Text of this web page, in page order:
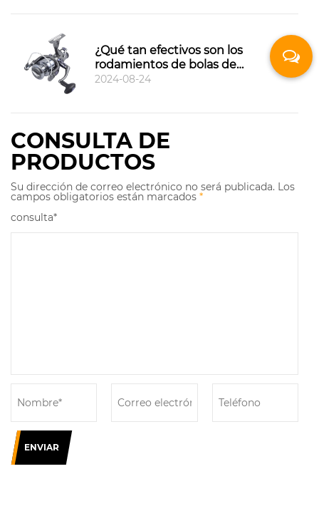
¿Qué tan efectivos son los
rodamientos de bolas de
embrague unidireccionales
2024-08-24
CONSULTA DE
PRODUCTOS
Su dirección de correo electrónico no será publicada. Los
campos obligatorios están marcados *
consulta*
ENVIAR